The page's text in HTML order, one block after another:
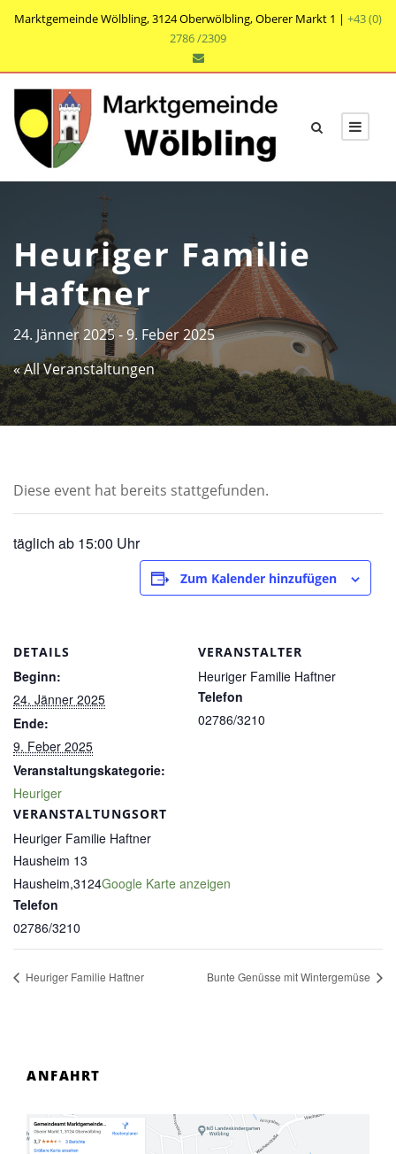
Marktgemeinde Wölbling, 3124 Oberwölbling, Oberer Markt 1 | +43 (0)
2786 /2309
Heuriger Familie
Haftner
24. Jänner 2025- 9. Feber 2025
« All Veranstaltungen
Diese event hat bereits stattgefunden.
täglich ab 15:00 Uhr
Zum Kalender hinzufügen
DETAILS
Beginn:
24. Jänner 2025
Ende:
9. Feber 2025
Veranstaltungskategorie:
Heuriger
VERANSTALTUNGSORT
Heuriger Familie Haftner
Hausheim 13
Hausheim,3124Google Karte anzeigen
Telefon
02786/3210
VERANSTALTER
Heuriger Familie Haftner
Telefon
02786/3210
Heuriger Familie Haftner Bunte Genüsse mit Wintergemüse
ANFAHRT